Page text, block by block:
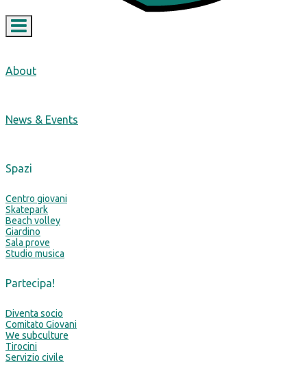
Toggle navigation
About
News & Events
Spazi
Centro giovani
Skatepark
Beach volley
Giardino
Sala prove
Studio musica
Partecipa!
Diventa socio
Comitato Giovani
We subculture
Tirocini
Servizio civile